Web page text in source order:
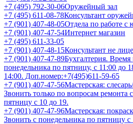
+7 (495) 792-30-06Оружейный зал
+7 (495) 611-08-78Консультант
+7 (901) 407-48-05Отдела по работе
+7 (901) 407-47-54Интернет магазин
+7 (495) 611-33-05
+7 (901) 407-48-15Консультант не
+7 (901) 407-47-89Бухгалтерия. Время
понедельника по пятницу, с 11:00 до
14:00. Доп.номер:+7(495)611-59-65
+7 (901) 407-47-56Мастерская:
Звонить только по вопросам ремонта
пятницу с 10 до 19.
+7 (901) 407-47-96Мастерская:
Звонить с понедельника по пятницу с